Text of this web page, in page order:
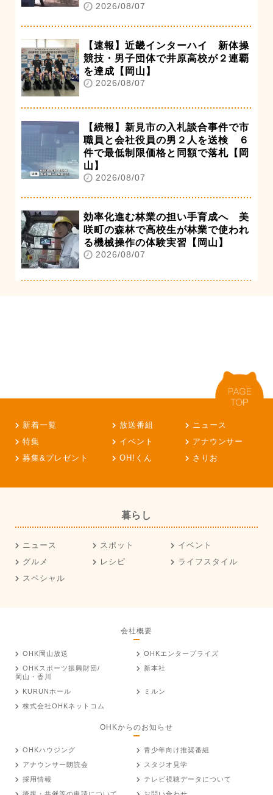
2026/08/07
【速報】近畿インターハイ 新体操
競技・男子団体で井原高校が２連覇
を達成【岡山】
2026/08/07
【続報】新見市の入札談合事件で市
職員と会社役員の男２人を送検 ６
件で最低制限価格と同額で落札【岡
山】
2026/08/07
効率化進む林業の担い手育成へ 美
咲町の森林で高校生が林業で使われ
る機械操作の体験実習【岡山】
2026/08/07
新着一覧 放送番組
ニュース
特集
イベント
アナウンサー
募集&プレゼント
OH!くん さりお
暮らし
ニュース スポット
イベント
グルメ
レシピ
ライフスタイル
スペシャル
会社概要
OHK岡山放送
OHKエンタープライズ
OHKスポーツ振興財団/
岡山・香川
新本社
KURUNホール
ミルン
株式会社OHKネットコム
OHKからのお知らせ
OHKハウジング
青少年向け推奨番組
アナウンサー朗読会
スタジオ見学
採用情報
テレビ視聴データについて